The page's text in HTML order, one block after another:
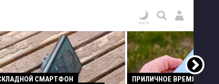
СМАРТФОН
ПРИЛИЧНОЕ ВРЕМЯ